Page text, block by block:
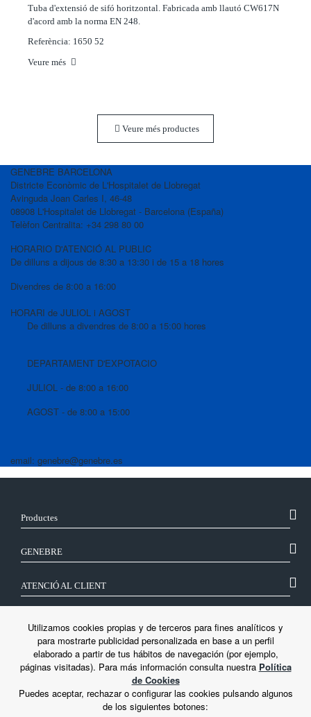
Tuba d'extensió de sifó horitzontal. Fabricada amb llautó CW617N
d'acord amb la norma EN 248.
Referència: 1650 52
Veure més
Veure més productes
GENEBRE BARCELONA
Districte Econòmic de L'Hospitalet de Llobregat
Avinguda Joan Carles I, 46-48
08908 L'Hospitalet de Llobregat - Barcelona (España)
Telèfon Centralita: +34 298 80 00
HORARIO D'ATENCIÓ AL PUBLIC
De dilluns a dijous de 8:30 a 13:30 i de 15 a 18 hores
Divendres de 8:00 a 16:00
HORARI de JULIOL i AGOST
De dilluns a divendres de 8:00 a 15:00 hores
DEPARTAMENT D'EXPOTACIO
JULIOL - de 8:00 a 16:00
AGOST - de 8:00 a 15:00
email: genebre@genebre.es
Productes
GENEBRE
ATENCIÓ AL CLIENT
LEGAL
Utilizamos cookies propias y de terceros para fines analíticos y
para mostrarte publicidad personalizada en base a un perfil
elaborado a partir de tus hábitos de navegación (por ejemplo,
páginas visitadas). Para más información consulta nuestra Política
de Cookies
Puedes aceptar, rechazar o configurar las cookies pulsando algunos
de los siguientes botones: